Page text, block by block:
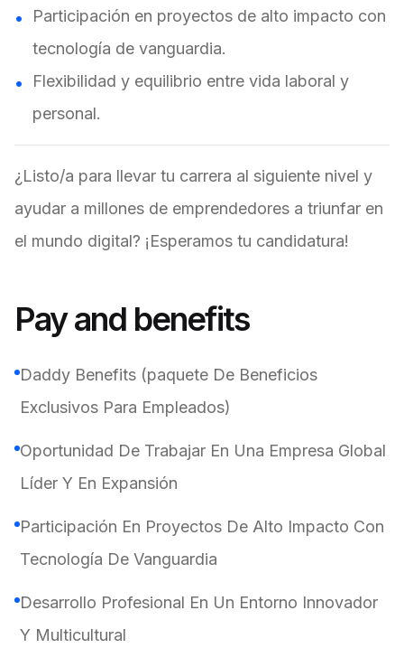
Participación en proyectos de alto impacto con
tecnología de vanguardia.
Flexibilidad y equilibrio entre vida laboral y
personal.
¿Listo/a para llevar tu carrera al siguiente nivel y
ayudar a millones de emprendedores a triunfar en
el mundo digital? ¡Esperamos tu candidatura!
Pay and benefits
Daddy Benefits (paquete De Beneficios
Exclusivos Para Empleados)
Oportunidad De Trabajar En Una Empresa Global
Líder Y En Expansión
Participación En Proyectos De Alto Impacto Con
Tecnología De Vanguardia
Desarrollo Profesional En Un Entorno Innovador
Y Multicultural